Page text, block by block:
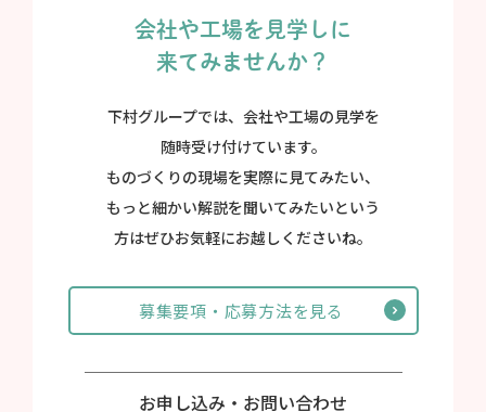
会社や工場を見学しに
来てみませんか？
下村グループでは、会社や工場の見学を
随時受け付けています。
ものづくりの現場を実際に見てみたい、
もっと細かい解説を聞いてみたいという
方はぜひお気軽にお越しくださいね。
募集要項・応募方法を見る
お申し込み・お問い合わせ